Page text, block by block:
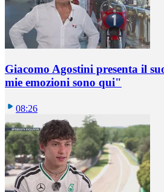
Giacomo Agostini presenta il
mie emozioni sono qui"
08:26